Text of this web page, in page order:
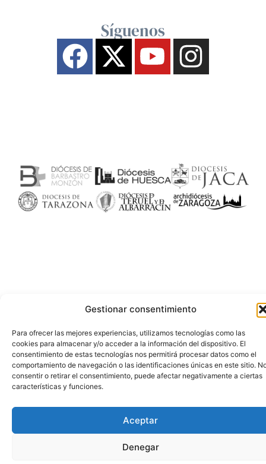
Gestionar consentimiento
Para ofrecer las mejores experiencias, utilizamos tecnologías como las
cookies para almacenar y/o acceder a la información del dispositivo. El
consentimiento de estas tecnologías nos permitirá procesar datos como el
comportamiento de navegación o las identificaciones únicas en este sitio.
consentir o retirar el consentimiento, puede afectar negativamente a ciertas
características y funciones.
Aceptar
Denegar
Síguenos